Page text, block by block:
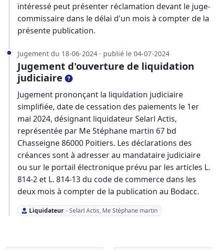
intéressé peut présenter réclamation devant le juge-
commissaire dans le délai d'un mois à compter de la
présente publication.
Jugement du 18-06-2024 · publié le 04-07-2024
Jugement d'ouverture de liquidation
judiciaire
Jugement prononçant la liquidation judiciaire
simplifiée, date de cessation des paiements le 1er
mai 2024, désignant liquidateur Selarl Actis,
représentée par Me Stéphane martin 67 bd
Chasseigne 86000 Poitiers. Les déclarations des
créances sont à adresser au mandataire judiciaire
ou sur le portail électronique prévu par les articles L.
814-2 et L. 814-13 du code de commerce dans les
deux mois à compter de la publication au Bodacc.
Liquidateur - Selarl Actis, Me Stéphane martin